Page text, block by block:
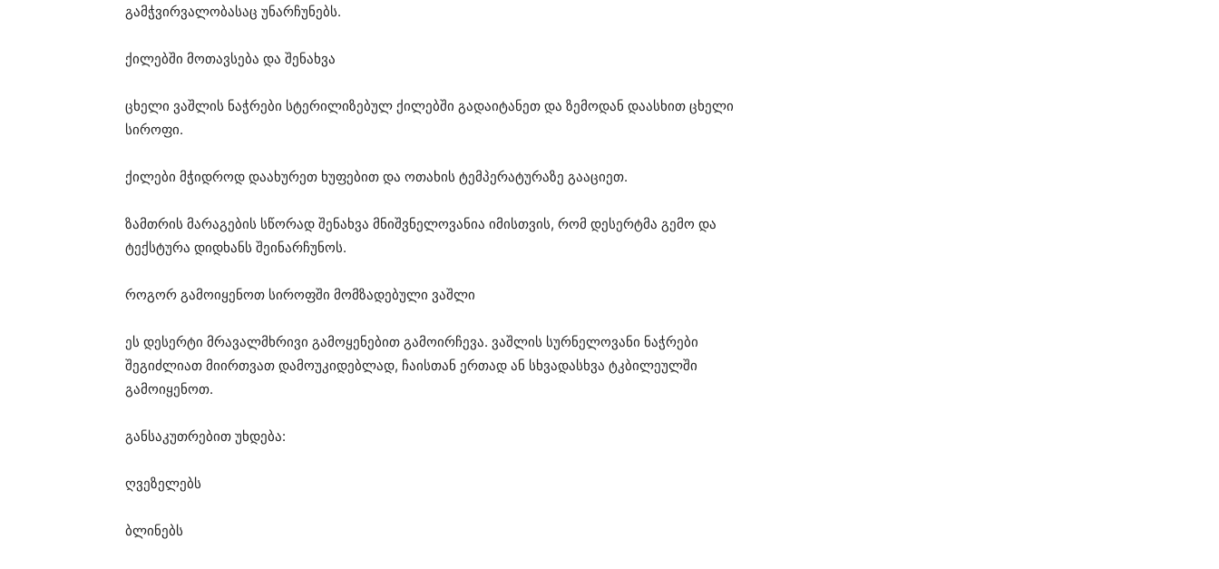
გამჭვირვალობასაც უნარჩუნებს.
ქილებში მოთავსება და შენახვა
ცხელი ვაშლის ნაჭრები სტერილიზებულ ქილებში გადაიტანეთ და ზემოდან დაასხით ცხელი
სიროფი.
ქილები მჭიდროდ დაახურეთ ხუფებით და ოთახის ტემპერატურაზე გააციეთ.
ზამთრის მარაგების სწორად შენახვა მნიშვნელოვანია იმისთვის, რომ დესერტმა გემო და
ტექსტურა დიდხანს შეინარჩუნოს.
როგორ გამოიყენოთ სიროფში მომზადებული ვაშლი
ეს დესერტი მრავალმხრივი გამოყენებით გამოირჩევა. ვაშლის სურნელოვანი ნაჭრები
შეგიძლიათ მიირთვათ დამოუკიდებლად, ჩაისთან ერთად ან სხვადასხვა ტკბილეულში
გამოიყენოთ.
განსაკუთრებით უხდება:
ღვეზელებს
ბლინებს